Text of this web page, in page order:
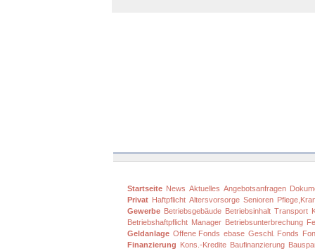
Startseite News Aktuelles Angebotsanfragen
Privat Haftpflicht Altersvorsorge Senioren
Gewerbe Betriebsgebäude Betriebsinhalt Transport
Betriebshaftpflicht Manager Betriebsunterbrechung
Geldanlage Offene Fonds ebase Geschl. Fonds
Finanzierung Kons.-Kredite Baufinanzierung